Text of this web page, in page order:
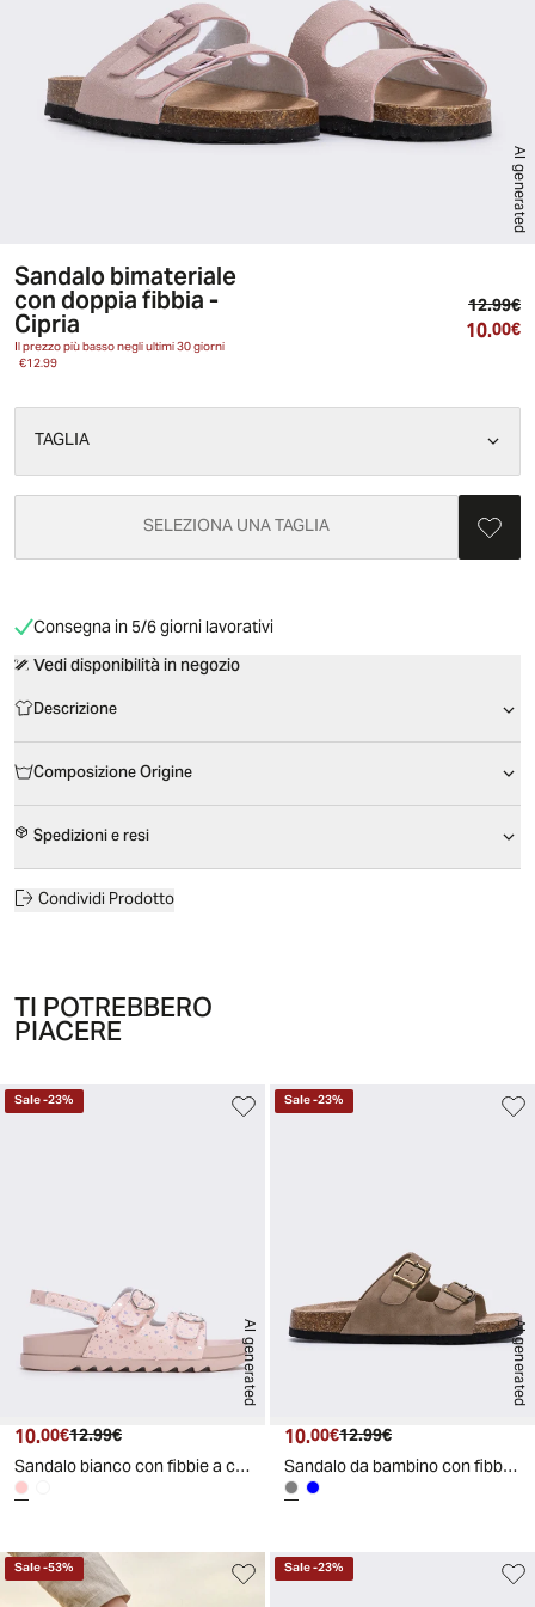
AI generated
Sandalo bimateriale
con doppia fibbia -
Cipria
Il prezzo più basso negli ultimi 30 giorni
€12.99
12.99€
10.00€
TAGLIA
SELEZIONA UNA TAGLIA
Consegna in 5/6 giorni lavorativi
Vedi disponibilità in negozio
Descrizione
Composizione Origine
Spedizioni e resi
Condividi Prodotto
TI POTREBBERO
PIACERE
AI generated
Sale-23%
Prezzo attuale
10.00€ Prezzo originale
12.99€
Sandalo bianco con fibbie a cuore bambina - Cipria
AI generated
Sale-23%
Prezzo attuale
10.00€ Prezzo originale
12.99€
Sandalo da bambino con fibbie regolabili - Grigio tortora
Sale-53% Sale-23%